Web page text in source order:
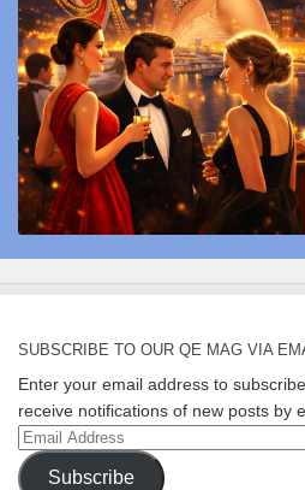
SUBSCRIBE TO OUR QE MAG VIA
Enter your email address to
receive notifications of new posts by
Email
Address
Subscribe